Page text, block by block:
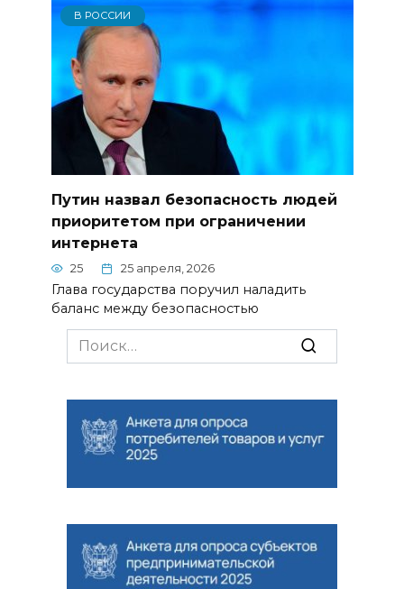
В РОССИИ
Путин назвал безопасность людей
приоритетом при ограничении
интернета
25 25 апреля, 2026
Глава государства поручил наладить
баланс между безопасностью
Search
for: